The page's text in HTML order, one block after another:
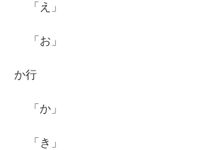
「え」
「お」
か行
「か」
「き」